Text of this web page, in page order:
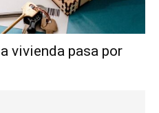
vivienda pasa por